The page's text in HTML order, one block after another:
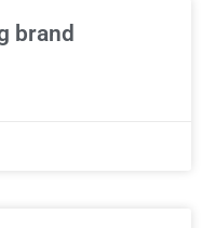
brand